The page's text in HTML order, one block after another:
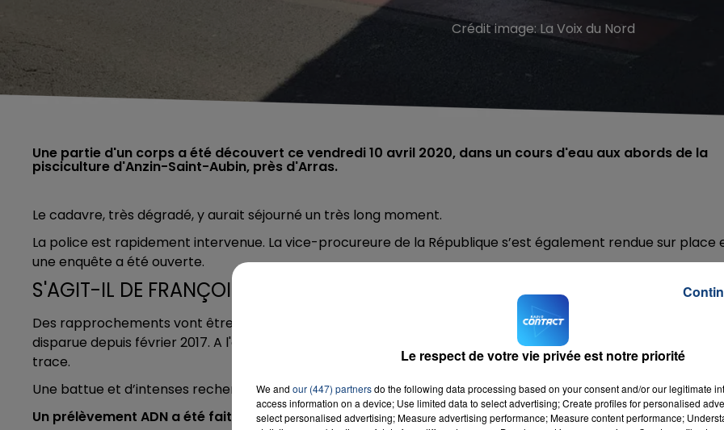
Crédit image:La Voix du Nord
Une partie d'un corps a été découvert ce vendredi 10 avril 2020, dans un cours d'eau aux abords de la
pisciculture d'Anzin-Saint-Aubin, près d'Arras.
Le cadavre, très dégradé, y aurait séjourné un très long moment.
La police est rapidement intervenue. La vice-procureure de la République s’est également rendue sur place
une enquête a été ouverte.
S'AGIT-IL DE FRANÇOISE HENRY ?
Des rapprochements vont être entrepris avec la disparition de Françoise Henry, une femme de 59 ans portée
disparue depuis février 2017. A l'époque, elle était partie à pied, sans papier ni argent et sans laisser la moindre
trace.
Une battue et d’intenses recherches avaient été menées, en vain.
Un prélèvement ADN a été fait, afin d’identifier le corps.
Le respect de votre vie privée est notre priorité
We and our (447) partnersdo the following data processing based on your consent and/or our legitimate
access information on a device; Use limited data to select advertising; Create profiles for personalised
select personalised advertising; Measure advertising performance; Measure content performance;